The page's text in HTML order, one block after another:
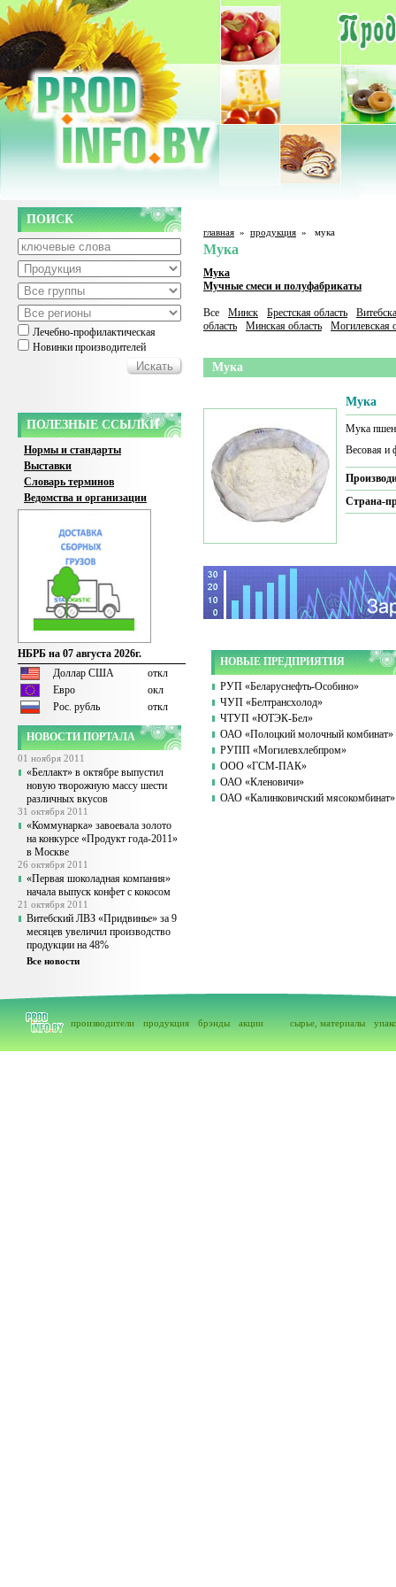
ПОИСК
Лечебно-профилактическая
Новинки производителей
ПОЛЕЗНЫЕ ССЫЛКИ
Нормы и стандарты
Выставки
Словарь терминов
Ведомства и организации
НБРБ на 07 августа 2026г.
Доллар США
откл
Евро
окл
Рос. рубль
откл
НОВОСТИ ПОРТАЛА
01 ноября 2011
«Беллакт» в октябре выпустил
новую творожную массу шести
различных вкусов
31 октября 2011
«Коммунарка» завоевала золото
на конкурсе «Продукт года-2011»
в Москве
26 октября 2011
«Первая шоколадная компания»
начала выпуск конфет с кокосом
21 октября 2011
Витебский ЛВЗ «Придвинье» за 9
месяцев увеличил производство
продукции на 48%
Все новости
главная » продукция » мука
Мука
Мука
Мучные смеси и полуфабрикаты
Все Минск Брестская область
область
Минская область Могилевская
Мука
Мука
Мука
Весовая и
Страна-
НОВЫЕ ПРЕДПРИЯТИЯ
РУП «Беларуснефть-Особино»
ЧУП «Белтрансхолод»
ЧТУП «ЮТЭК-Бел»
ОАО «Полоцкий молочный комбинат»
РУПП «Могилевхлебпром»
ООО «ГСМ-ПАК»
ОАО «Кленовичи»
ОАО «Калинковичский мясокомбинат»
производители продукция брэнды акции сырье, материалы